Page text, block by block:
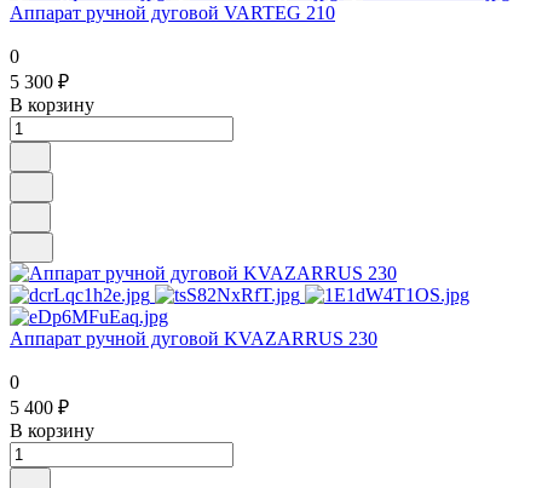
Аппарат ручной дуговой VARTEG 210
0
5 300 ₽
В корзину
Аппарат ручной дуговой KVAZARRUS 230
0
5 400 ₽
В корзину